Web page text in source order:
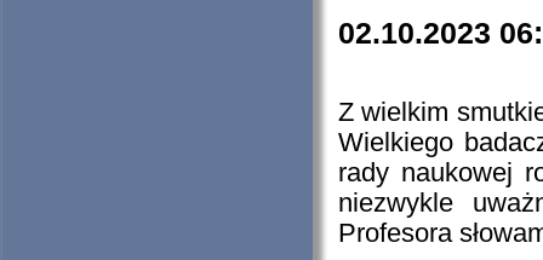
02.10.2023
Z wielkim
Wielkiego
rady naukowej
niezwykle
Profesora